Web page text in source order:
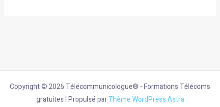
Copyright © 2026 Télécommunicologue® - Formations Télécoms
gratuites | Propulsé parThème WordPress Astra